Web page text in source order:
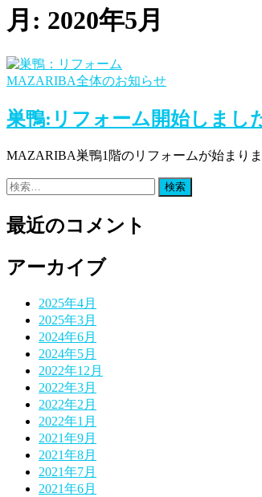
月: 2020年5月
MAZARIBA全体のお知らせ
巣鴨:リフォーム開始しまし
MAZARIBA巣鴨1階のリフォームが始まり
検
最近のコメント
アーカイブ
2025年4月
2025年3月
2024年6月
2024年5月
2022年12月
2022年3月
2022年2月
2022年1月
2021年9月
2021年8月
2021年7月
2021年6月